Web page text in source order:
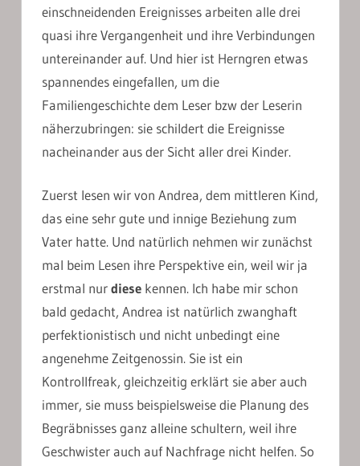
einschneidenden Ereignisses arbeiten alle drei
quasi ihre Vergangenheit und ihre Verbindungen
untereinander auf. Und hier ist Herngren etwas
spannendes eingefallen, um die
Familiengeschichte dem Leser bzw der Leserin
näherzubringen: sie schildert die Ereignisse
nacheinander aus der Sicht aller drei Kinder.
Zuerst lesen wir von Andrea, dem mittleren Kind,
das eine sehr gute und innige Beziehung zum
Vater hatte. Und natürlich nehmen wir zunächst
mal beim Lesen ihre Perspektive ein, weil wir ja
erstmal nurdiese kennen. Ich habe mir schon
bald gedacht, Andrea ist natürlich zwanghaft
perfektionistisch und nicht unbedingt eine
angenehme Zeitgenossin. Sie ist ein
Kontrollfreak, gleichzeitig erklärt sie aber auch
immer, sie muss beispielsweise die Planung des
Begräbnisses ganz alleine schultern, weil ihre
Geschwister auch auf Nachfrage nicht helfen. So